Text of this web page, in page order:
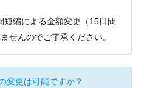
短縮による金額変更（15日間
せんのでご了承ください。
変更は可能ですか？